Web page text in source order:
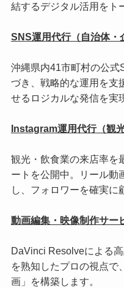
結するデジタル活用をト
SNS運用代行（自治体・
沖縄県内41市町村の公式
づき、戦略的な運用を支
せるロジカルな発信を実
Instagram運用代行（観
観光・飲食業の来店率を
ートを公開中。リール動
し、フォロワーを確実に
動画編集・映像制作サー
DaVinci Resolveによる
を熟知したプロの視点で
画」を構築します。